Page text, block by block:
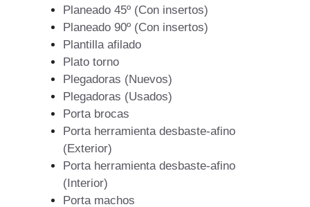
Planeado 45º (Con insertos)
Planeado 90º (Con insertos)
Plantilla afilado
Plato torno
Plegadoras (Nuevos)
Plegadoras (Usados)
Porta brocas
Porta herramienta desbaste-afino
(Exterior)
Porta herramienta desbaste-afino
(Interior)
Porta machos